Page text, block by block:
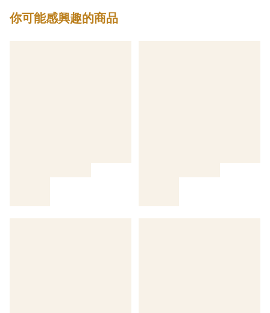
你可能感興趣的商品